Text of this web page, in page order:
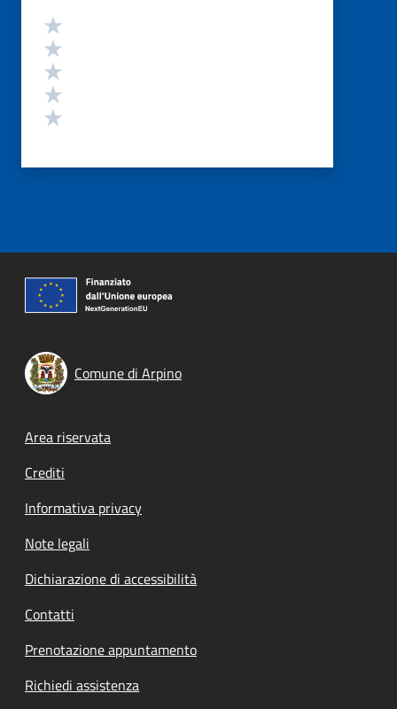
Valutazione
Comune di Arpino
Footer menu
Area riservata
Crediti
Informativa privacy
Note legali
Dichiarazione di accessibilità
Contatti
Prenotazione appuntamento
Richiedi assistenza